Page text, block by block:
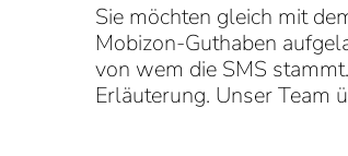
Sie möchten gleich mit
Mobizon-Guthaben
von wem die SMS
Erläuterung. Unser Team